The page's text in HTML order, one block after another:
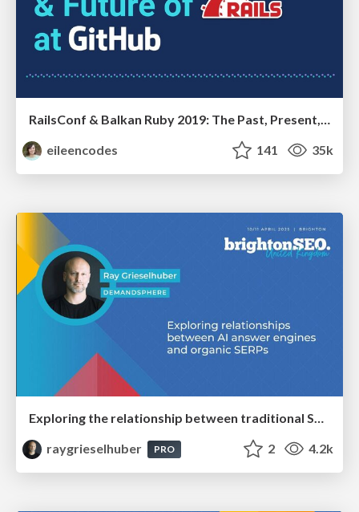
eileencodes
141 35k
Exploring the relationship between traditional SERPs and Gen AI search
raygrieselhuber
PRO 2 4.2k